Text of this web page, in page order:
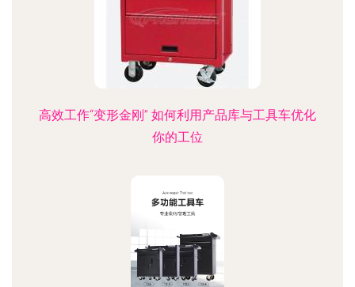
高效工作“变形金刚” 如何利用产品库与工具车优化
你的工位